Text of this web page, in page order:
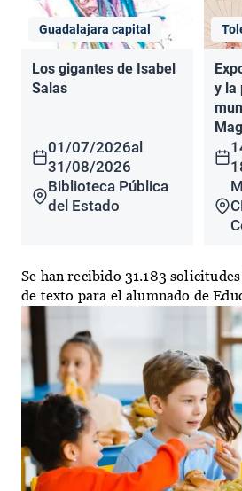
Guadalajara capital
Los gigantes de Isabel
Salas
01/07/2026al
31/08/2026
Biblioteca Pública
del Estado
y la
Se han recibido 31.183
de texto para el alumnado de